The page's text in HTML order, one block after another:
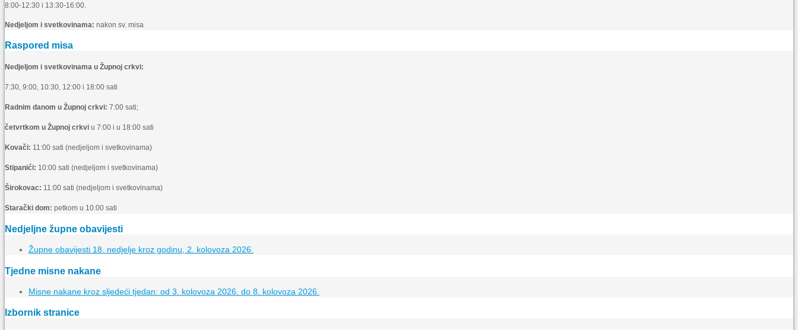
8:00-12:30 i 13:30-16:00.
Nedjeljom i svetkovinama: nakon sv. misa
Raspored misa
Nedjeljom i svetkovinama u Župnoj crkvi:
7:30, 9:00, 10:30, 12:00 i 18:00 sati
Radnim danom u Župnoj crkvi: 7:00 sati;
četvrtkom u Župnoj crkvi u 7:00 i u 18:00 sati
Kovači: 11:00 sati (nedjeljom i svetkovinama)
Stipanići: 10:00 sati (nedjeljom i svetkovinama)
Širokovac: 11:00 sati (nedjeljom i svetkovinama)
Starački dom: petkom u 10:00 sati
Nedjeljne župne obavijesti
Župne obavijesti 18. nedjelje kroz godinu, 2. kolovoza 2026.
Tjedne misne nakane
Misne nakane kroz sljedeći tjedan: od 3. kolovoza 2026. do 8. kolovoza 2026.
Izbornik stranice